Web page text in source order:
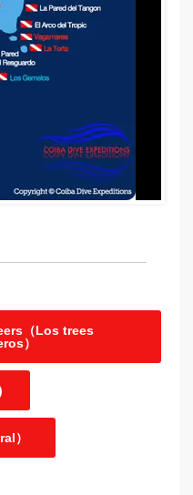
（Los trees
）
）